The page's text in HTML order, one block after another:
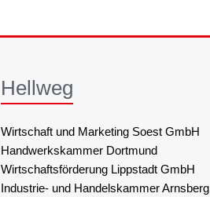
Hellweg
Wirtschaft und Marketing Soest GmbH
Handwerkskammer Dortmund
Wirtschaftsförderung Lippstadt GmbH
Industrie- und Handelskammer